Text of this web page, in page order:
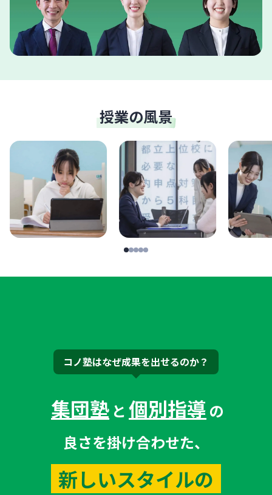
授業の風景
コノ塾はなぜ成果を出せるのか？
集団塾 と 個別指導 の
良さを掛け合わせた、
新しいスタイルの